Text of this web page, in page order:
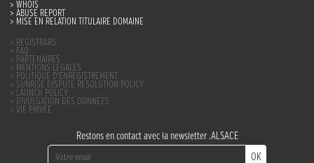
WHOIS
ABUSE REPORT
MISE EN RELATION TITULAIRE DOMAINE
REGISTRARS
FAQ
PARTENAIRES
MENTIONS LÉGALES
POLITIQUE D’ENREGISTREMENT
SUNRISE DISPUTE RESOLUTION POLICY
LAUNCH POLICY
DIVULGATION DES DONNÉES
VIE PRIVÉE
Restons en contact avec la newsletter .ALSACE
OK